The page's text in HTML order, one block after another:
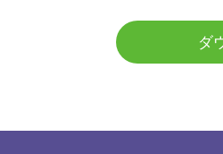
ダ